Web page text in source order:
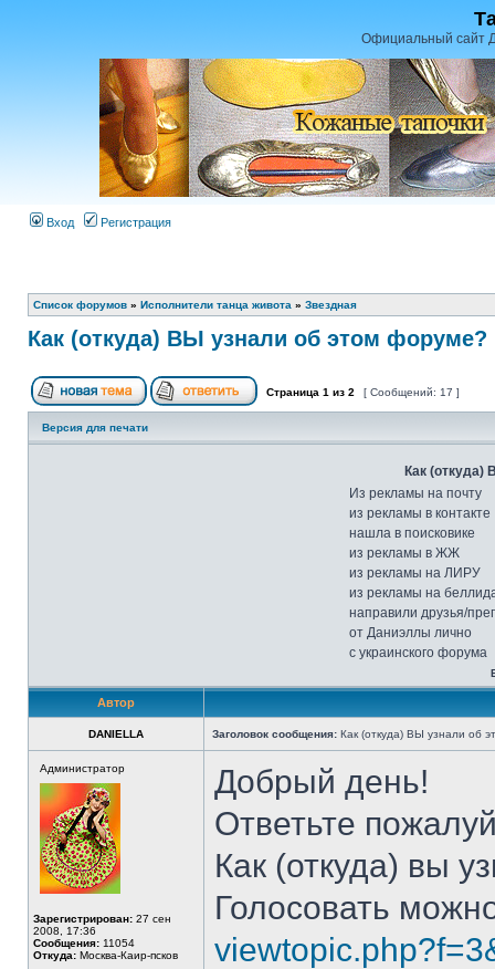
Официальный сайт
Вход Регистрация
Список форумов » Исполнители танца живота » Звездная
Как (откуда) ВЫ узнали об этом форуме?
Страница 1 из 2 [ Сообщений: 17 ]
Версия для печати
Как
Из рекламы на почту
из рекламы в контакте
нашла в поисковике
из рекламы в ЖЖ
из рекламы на ЛИРУ
из рекламы на
направили друзья/
от Даниэллы лично
с украинского форума
Автор
DANIELLA Заголовок сообщения: Как (откуда) ВЫ узнали об
Администратор
Зарегистрирован: 27 сен
2008, 17:36
Сообщения: 11054
Откуда: Москва-Каир-псков
Добрый день!
Ответьте
Как (откуда) вы
Голосовать